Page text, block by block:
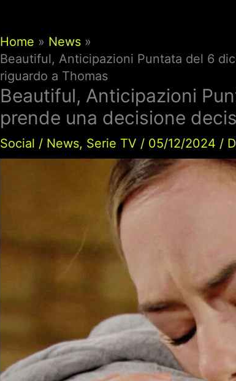
Home
News
Beautiful, Anticipazioni Puntata del 6
riguardo a Thomas
Beautiful, Anticipazioni
prende una decisione
Social / News, Serie TV / 05/12/2024 /